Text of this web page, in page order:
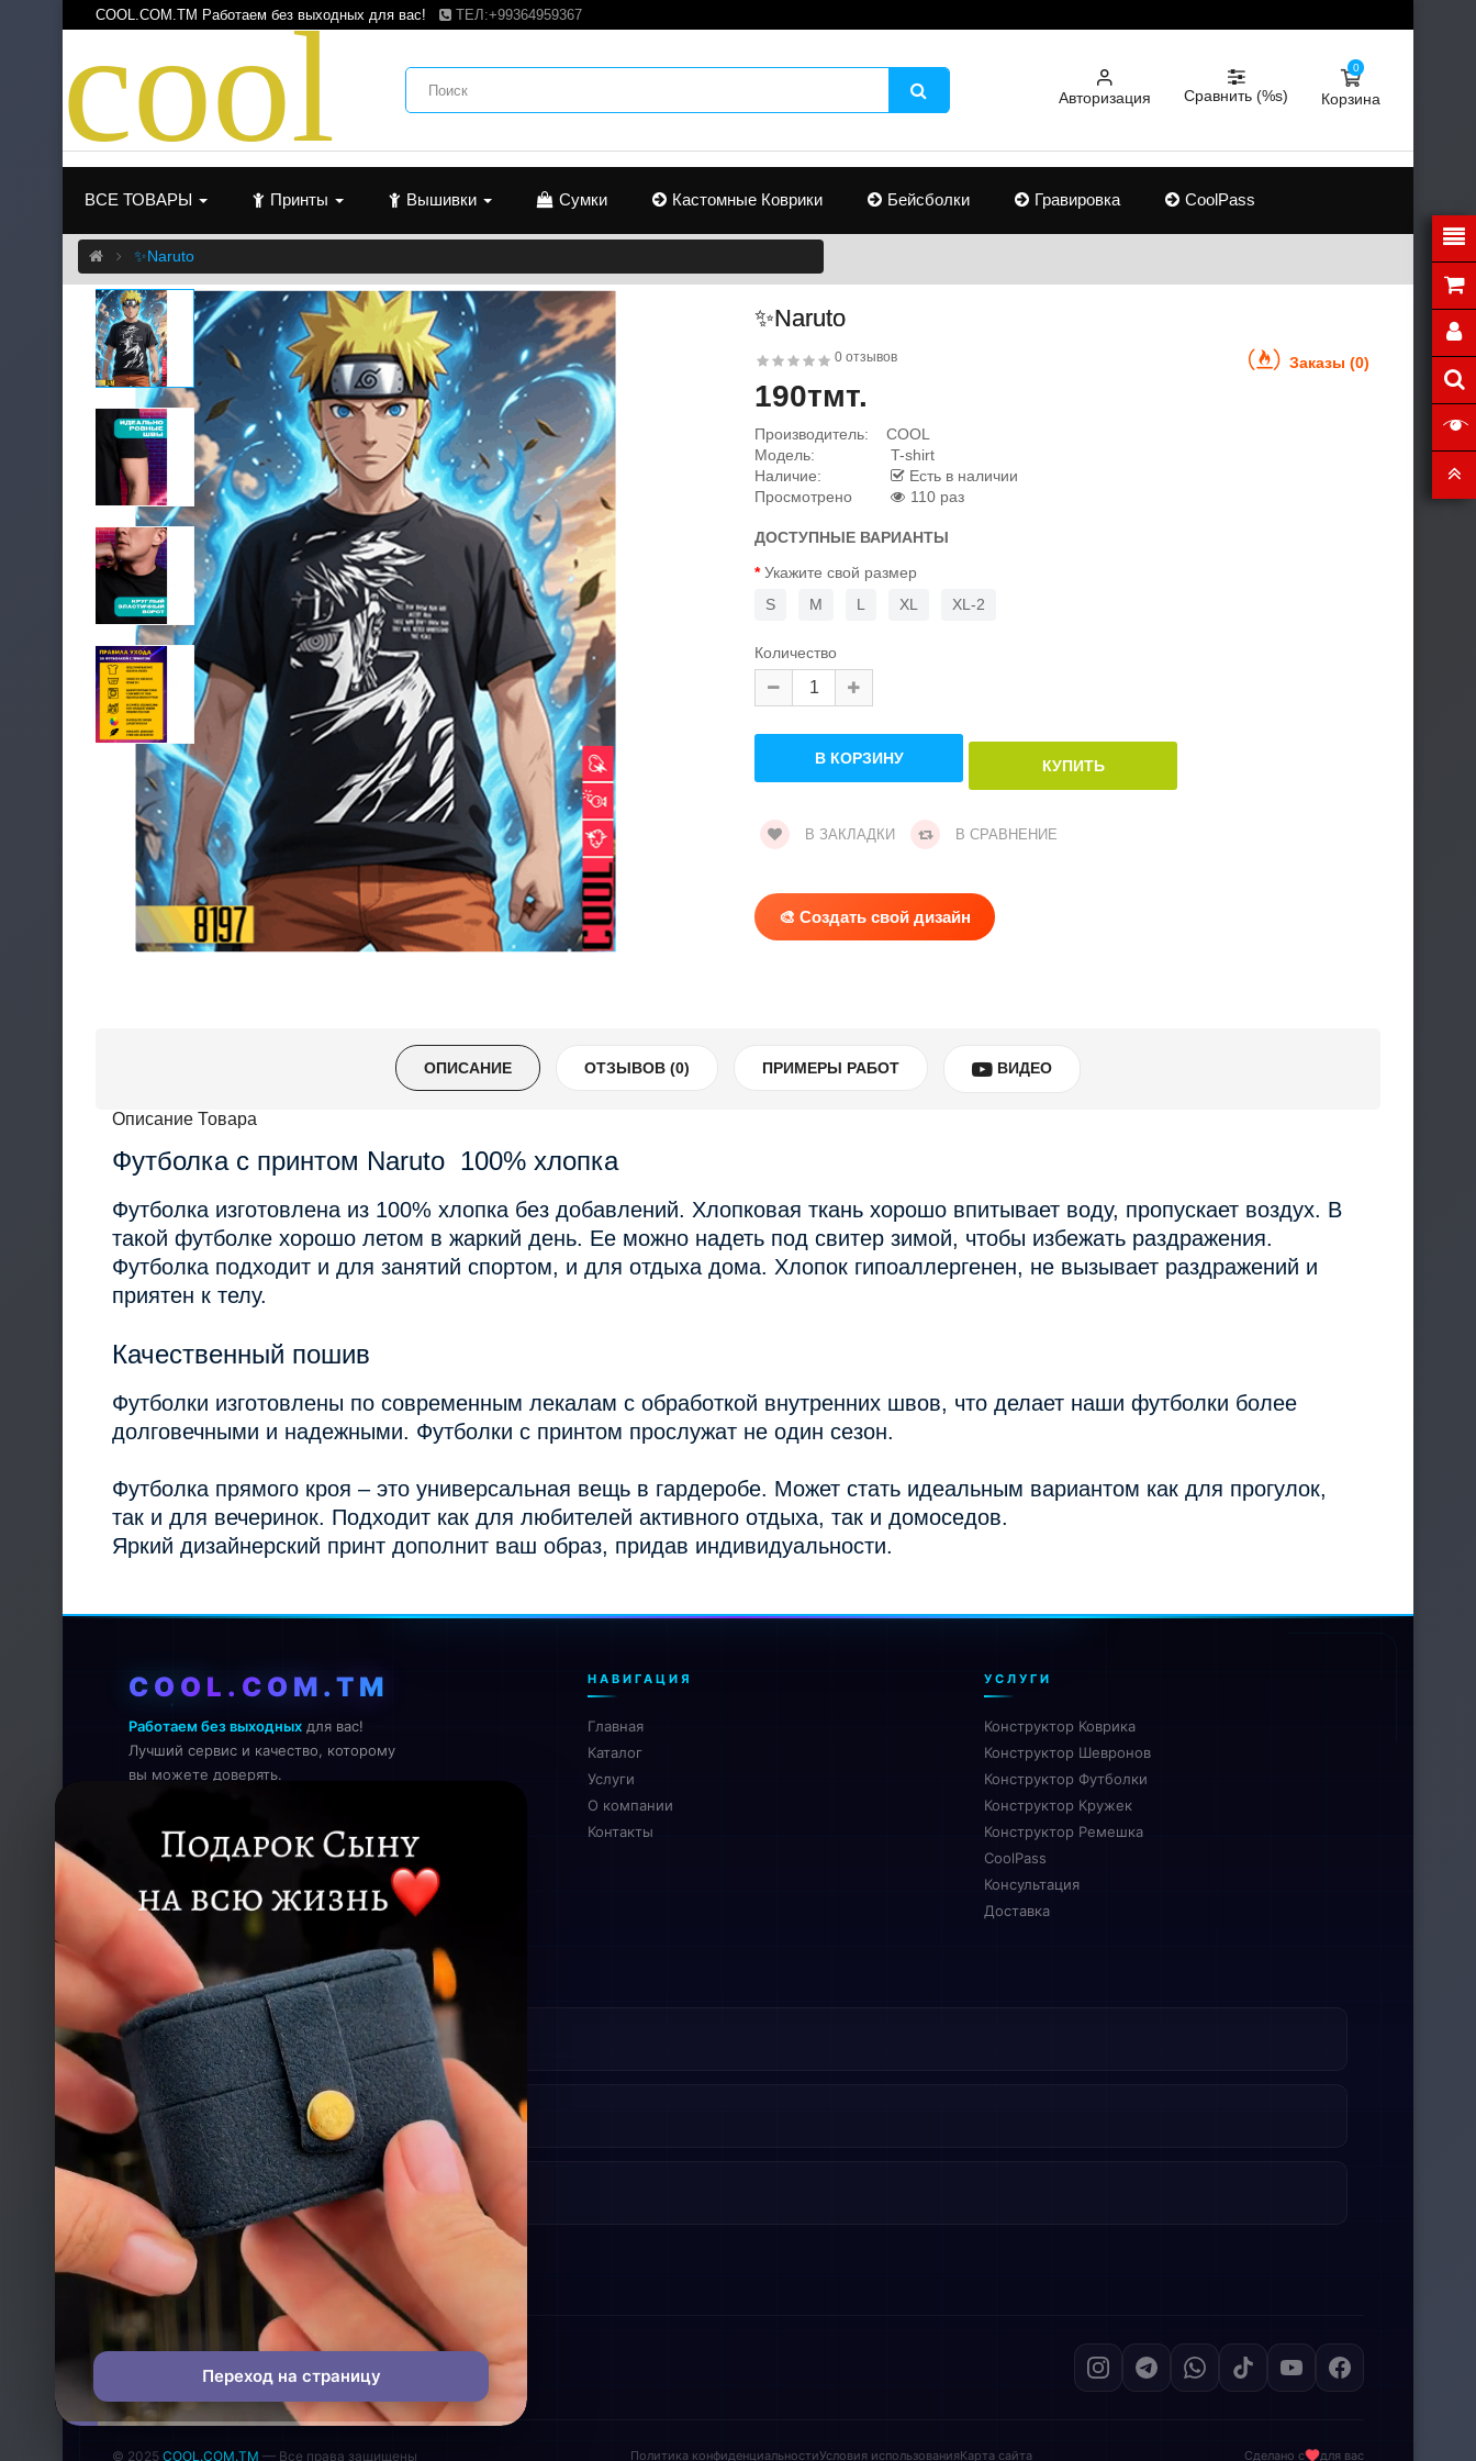
cool
COOL.COM.TM Работаем без выходных для вас! ТЕЛ:+99364959367
Авторизация Сравнить (%s) Корзина
0
ВСЕ ТОВАРЫ Принты Вышивки Сумки Кастомные Коврики Бейсболки Гравировка CoolPass
✨Naruto
✨Naruto
0 отзывов Заказы (0)
190тмт.
Производитель:
COOL
Модель:
T-shirt
Наличие:
Есть в наличии
Просмотрено
110 раз
ДОСТУПНЫЕ ВАРИАНТЫ
Укажите свой размер
S M L XL XL-2
Количество
В ЗАКЛАДКИ В СРАВНЕНИЕ
🎨 Создать свой дизайн
ОПИСАНИЕ ОТЗЫВОВ (0) ПРИМЕРЫ РАБОТ ВИДЕО
Описание Товара
Футболка с принтом Naruto 100% хлопка
Футболка изготовлена из 100% хлопка без добавлений. Хлопковая ткань хорошо впитывает воду, пропускает воздух. В
такой футболке хорошо летом в жаркий день. Ее можно надеть под свитер зимой, чтобы избежать раздражения.
Футболка подходит и для занятий спортом, и для отдыха дома. Хлопок гипоаллергенен, не вызывает раздражений и
приятен к телу.
Качественный пошив
Футболки изготовлены по современным лекалам с обработкой внутренних швов, что делает наши футболки более
долговечными и надежными. Футболки с принтом прослужат не один сезон.
Футболка прямого кроя – это универсальная вещь в гардеробе. Может стать идеальным вариантом как для прогулок,
так и для вечеринок. Подходит как для любителей активного отдыха, так и домоседов.
Яркий дизайнерский принт дополнит ваш образ, придав индивидуальности.
COOL.COM.TM
Работаем без выходных для вас!
Лучший сервис и качество, которому
вы можете доверять.
НАВИГАЦИЯ
Главная
Каталог
Услуги
О компании
Контакты
УСЛУГИ
Конструктор Коврика
Конструктор Шевронов
Конструктор Футболки
Конструктор Кружек
Конструктор Ремешка
CoolPass
Консультация
Доставка
КОНТАКТЫ
ТЕЛЕФОН
+993 649 593 67
EMAIL
rdemirov@cool.com.tm
АДРЕС
Туркменистан
МЫ В СОЦСЕТЯХ
© 2025 COOL.COM.TM — Все права защищены Политика конфиденциальностиУсловия использованияКарта сайта Сделано с для вас
Переход на страницу